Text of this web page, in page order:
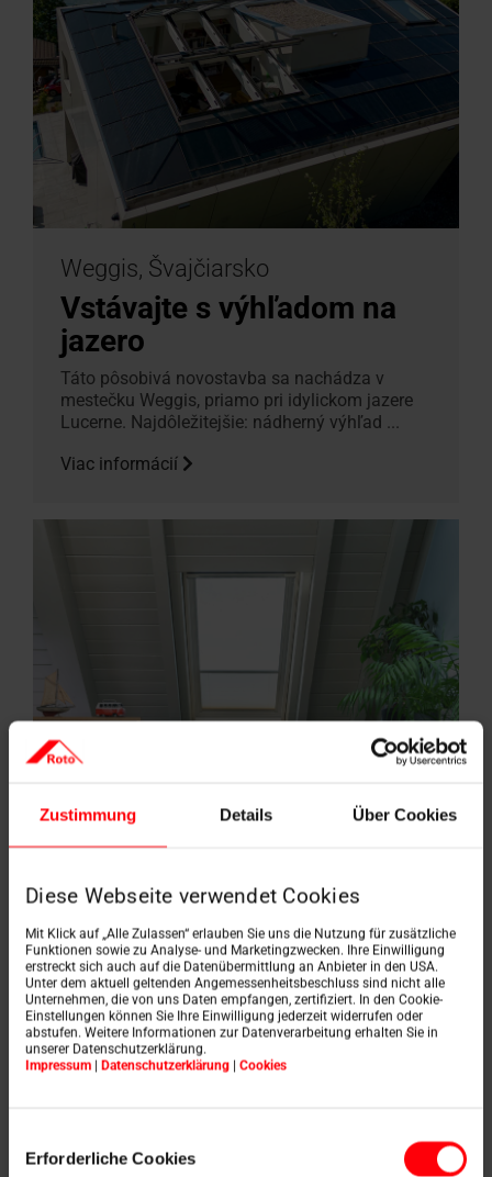
Zustimmung Details Über Cookies
Diese Webseite verwendet Cookies
Mit Klick auf „Alle Zulassen“ erlauben Sie uns die Nutzung für zusätzliche
Funktionen sowie zu Analyse- und Marketingzwecken. Ihre Einwilligung
erstreckt sich auch auf die Datenübermittlung an Anbieter in den USA.
Unter dem aktuell geltenden Angemessenheitsbeschluss sind nicht alle
Unternehmen, die von uns Daten empfangen, zertifiziert. In den Cookie-
Einstellungen können Sie Ihre Einwilligung jederzeit widerrufen oder
abstufen. Weitere Informationen zur Datenverarbeitung erhalten Sie in
unserer Datenschutzerklärung.
Impressum | Datenschutzerklärung | Cookies
Erforderliche Cookies
Weggis, Švajčiarsko
Vstávajte s výhľadom na
jazero
Táto pôsobivá novostavba sa nachádza v
mestečku Weggis, priamo pri idylickom jazere
Lucerne. Najdôležitejšie: nádherný výhľad ...
Viac informácií
Czechówka, Poľsko
Skutočný raj pre
milovníkov prírody
zasadený do pokojného prírodného prostredia
...